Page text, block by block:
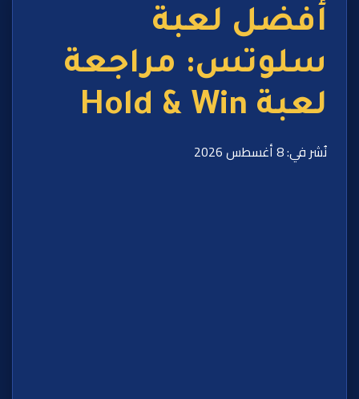
أفضل لعبة
سلوتس: مراجعة
لعبة Hold & Win
نُشر في: 8 أغسطس 2026